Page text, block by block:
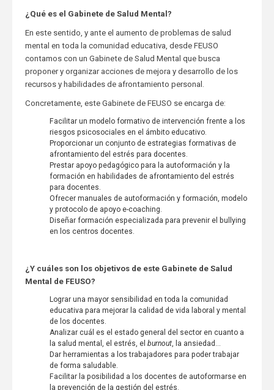
¿Qué es el Gabinete de Salud Mental?
En este sentido, y ante el aumento de problemas de salud
mental en toda la comunidad educativa, desde FEUSO
contamos con un Gabinete de Salud Mental que busca
proponer y organizar acciones de mejora y desarrollo de los
recursos y habilidades de afrontamiento personal.
Concretamente, este Gabinete de FEUSO se encarga de:
Facilitar un modelo formativo de intervención frente a los
riesgos psicosociales en el ámbito educativo.
Proporcionar un conjunto de estrategias formativas de
afrontamiento del estrés para docentes.
Prestar apoyo pedagógico para la autoformación y la
formación en habilidades de afrontamiento del estrés
para docentes.
Ofrecer manuales de autoformación y formación, modelo
y protocolo de apoyo e-coaching.
Diseñar formación especializada para prevenir el bullying
en los centros docentes.
¿Y cuáles son los objetivos de este Gabinete de Salud
Mental de FEUSO?
Lograr una mayor sensibilidad en toda la comunidad
educativa para mejorar la calidad de vida laboral y mental
de los docentes.
Analizar cuál es el estado general del sector en cuanto a
la salud mental, el estrés, el burnout, la ansiedad...
Dar herramientas a los trabajadores para poder trabajar
de forma saludable.
Facilitar la posibilidad a los docentes de autoformarse en
la prevención de la gestión del estrés.